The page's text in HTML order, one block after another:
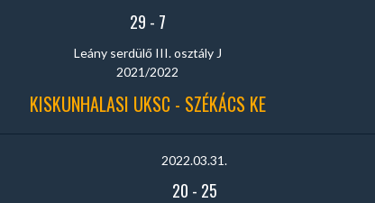
29 - 7
Leány serdülő III. osztály J
2021/2022
KISKUNHALASI UKSC - SZÉKÁCS KE
2022.03.31.
20 - 25